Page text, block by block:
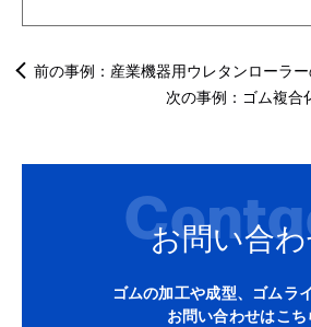
前の事例： 産業機器用ウレタンローラ
次の事例： ゴム複合
お問い合
ゴムの加工や成型、ゴムラ
お問い合わせはこち